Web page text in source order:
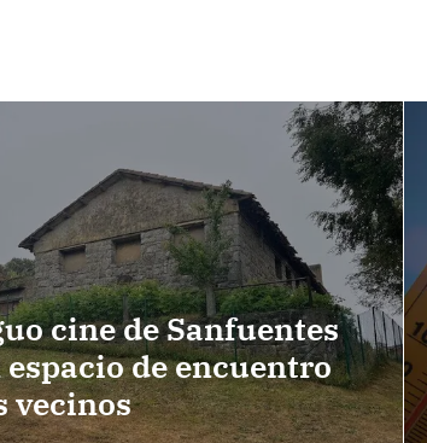
cine de Sanfuentes
de encuentro
vecinos